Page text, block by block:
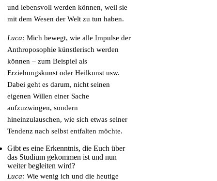
und lebensvoll werden können, weil sie
mit dem Wesen der Welt zu tun haben.
Luca: Mich bewegt, wie alle Impulse der
Anthroposophie künstlerisch werden
können – zum Beispiel als
Erziehungskunst oder Heilkunst usw.
Dabei geht es darum, nicht seinen
eigenen Willen einer Sache
aufzuzwingen, sondern
hineinzulauschen, wie sich etwas seiner
Tendenz nach selbst entfalten möchte.
Gibt es eine Erkenntnis, die Euch über
das Studium gekommen ist und nun
weiter begleiten wird?
Luca: Wie wenig ich und die heutige